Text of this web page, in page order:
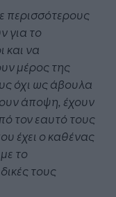
περισσότερους
για το
και να
μέρος της
όχι ως άβουλα
άποψη, έχουν
τον εαυτό τους
έχει ο καθένας
το
τους